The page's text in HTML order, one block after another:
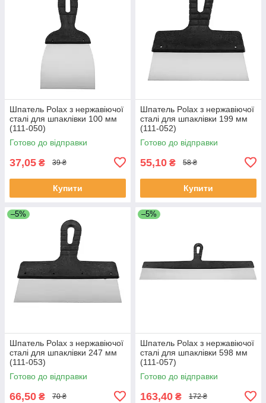
Шпатель Polax з нержавіючої
сталі для шпаклівки 100 мм
(111-050)
Готово до відправки
37,05 ₴ 39 ₴
Купити
Шпатель Polax з нержавіючої
сталі для шпаклівки 199 мм
(111-052)
Готово до відправки
55,10 ₴ 58 ₴
Купити
–5%
Шпатель Polax з нержавіючої
сталі для шпаклівки 247 мм
(111-053)
Готово до відправки
66,50 ₴ 70 ₴
–5%
Шпатель Polax з нержавіючої
сталі для шпаклівки 598 мм
(111-057)
Готово до відправки
163,40 ₴ 172 ₴